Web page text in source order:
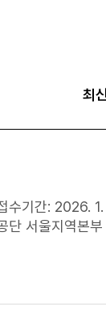
최
수기간: 2026.